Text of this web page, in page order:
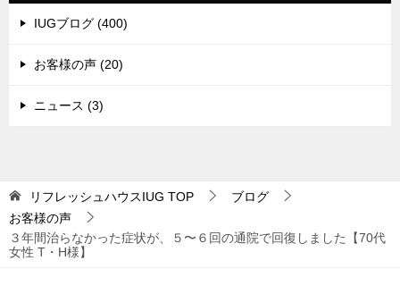
IUGブログ (400)
お客様の声 (20)
ニュース (3)
リフレッシュハウスIUG TOP
ブログ
お客様の声
３年間治らなかった症状が、５〜６回の通院で回復しました【70代
女性 T・H様】